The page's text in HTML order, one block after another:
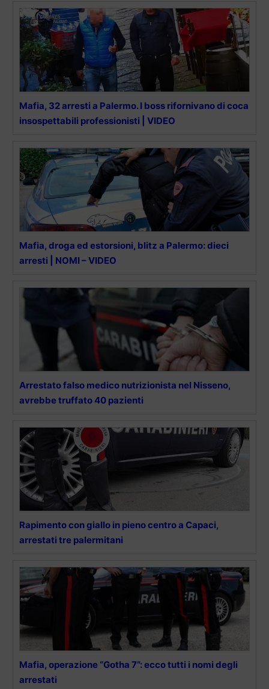
Mafia, 32 arresti a Palermo. I boss rifornivano di coca
insospettabili professionisti | VIDEO
Mafia, droga ed estorsioni, blitz a Palermo: dieci
arresti | NOMI – VIDEO
Arrestato falso medico nutrizionista nel Nisseno,
avrebbe truffato 40 pazienti
Rapimento con giallo in pieno centro a Capaci,
arrestati tre palermitani
Mafia, operazione “Gotha 7”: ecco tutti i nomi degli
arrestati